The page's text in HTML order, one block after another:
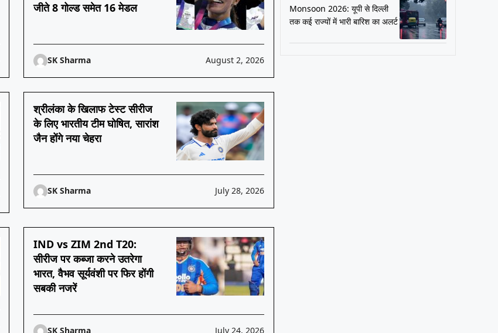
जीते 8 गोल्ड समेत 16 मेडल
SK Sharma August 2, 2026
श्रीलंका के खिलाफ टेस्ट सीरीज
के लिए भारतीय टीम घोषित, सारांश
जैन होंगे नया चेहरा
SK Sharma July 28, 2026
IND vs ZIM 2nd T20:
सीरीज पर कब्जा करने उतरेगा
भारत, वैभव सूर्यवंशी पर फिर होंगी
सबकी नजरें
SK Sharma July 24, 2026
Monsoon 2026: यूपी से दिल्ली
तक कई राज्यों में भारी बारिश का अलर्ट